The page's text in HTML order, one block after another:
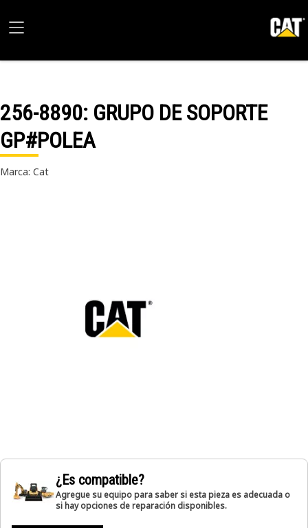
256-8890: GRUPO DE SOPORTE
GP#POLEA
Marca: Cat
¿Es compatible?
Agregue su equipo para saber si esta pieza es adecuada o
si hay opciones de reparación disponibles.